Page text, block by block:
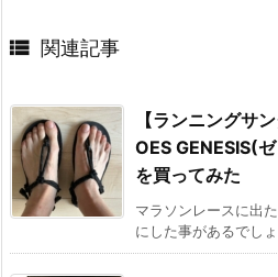
 関連記事
【ランニングサ
OES GENESIS(
を買ってみた
マラソンレースに出
にした事があるでし